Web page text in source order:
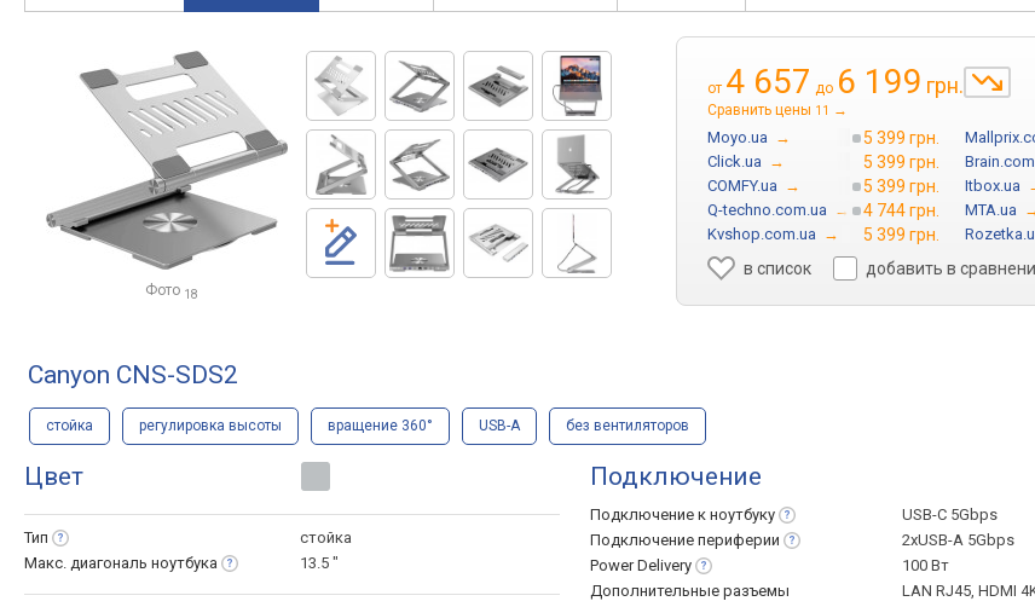
Фото 18
от 4 657 до 6 199 грн.
Сравнить цены 11 →
Moyo.ua → 5 399 грн.
Click.ua → 5 399 грн.
COMFY.ua → 5 399 грн. Itbox.ua
Q-techno.com.ua → 4 744 грн. MTA.ua
Kvshop.com.ua → 5 399 грн.
в список
добавить в
Canyon CNS-SDS2
стойка регулировка высоты вращение 360° USB-A без вентиляторов
Цвет
Тип
стойка
Макс. диагональ ноутбука 13.5 "
Подключение
Подключение к ноутбуку
USB-C 5Gbps
Подключение периферии
2xUSB-A 5Gbps
PowerDelivery
100 Вт
Дополнительные разъемы
LAN RJ45, HDMI